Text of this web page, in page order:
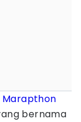
Marapthon
bernama